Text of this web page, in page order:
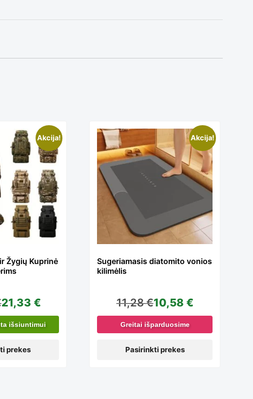
Akcija!
Žygių Kuprinė
21,33 €
išsiuntimui
prekes
Akcija!
Sugeriamasis diatomito vonios
kilimėlis
11,28€10,58 €
Greitai išparduosime
Pasirinkti prekes
This
product
has
multiple
The
options